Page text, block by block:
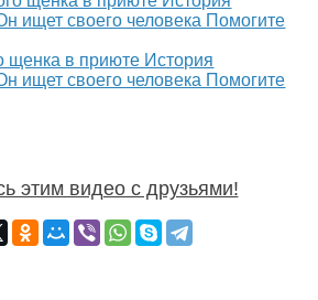
щенка в приюте История
ищет своего человека Помогите
этим видео с друзьями!